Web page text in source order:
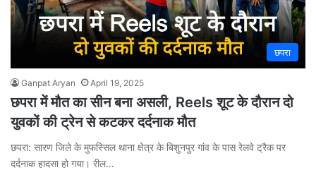
छपरा
Ganpat Aryan April 19, 2025
छपरा में मौत का सीन बना असली, Reels शूट के दौरान दो
युवकों की ट्रेन से कटकर दर्दनाक मौत
छपरा: सारण जिले के मुफस्सिल थाना क्षेत्र के बिशुनपुर गांव के पास रेलवे ट्रैक पर
दर्दनाक हादसा हो गया। रील…